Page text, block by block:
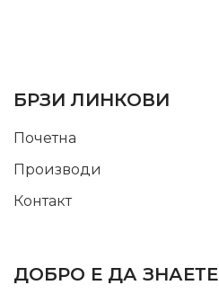
БРЗИ ЛИНКОВИ
Почетна
Производи
Контакт
ДОБРО Е ДА ЗНАЕТЕ